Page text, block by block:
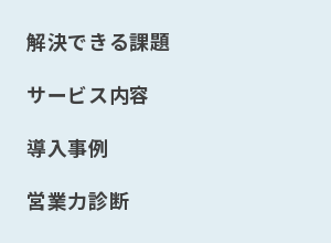
解決できる課題
サービス内容
導入事例
営業力診断